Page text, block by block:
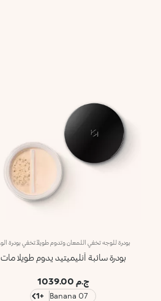
بودرة سائبة أنليميتيد يدوم طويلا مات
ج.م 1039.00
07 Banana
+1